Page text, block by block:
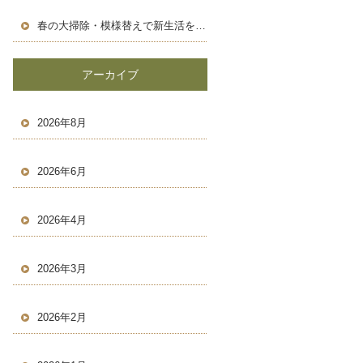
春の大掃除・模様替えで新生活を気持ちよくスタートしよう！
アーカイブ
2026年8月
2026年6月
2026年4月
2026年3月
2026年2月